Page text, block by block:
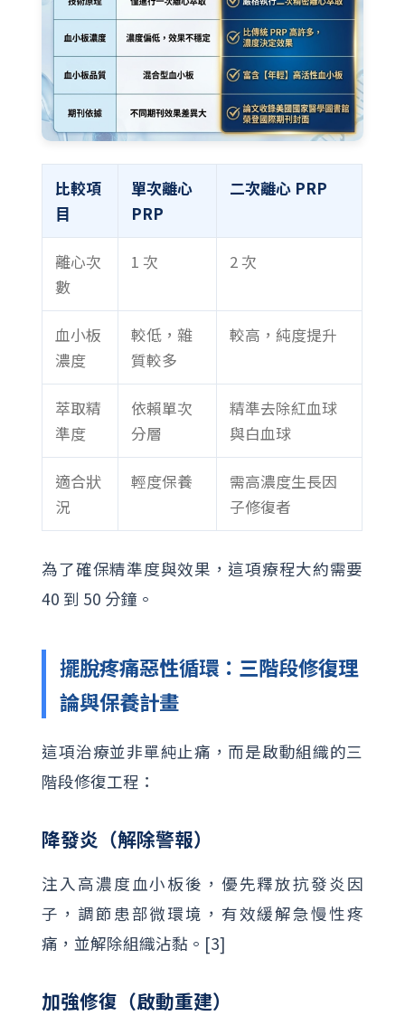
比較項
目
單次離心
PRP
二次離心 PRP
離心次
數
1 次 2 次
血小板
濃度
較低，雜
質較多
較高，純度提升
萃取精
準度
依賴單次
分層
精準去除紅血球
與白血球
適合狀
況
輕度保養
需高濃度生長因
子修復者
為了確保精準度與效果，這項療程大約需要
40 到 50 分鐘。
擺脫疼痛惡性循環：三階段修復理
論與保養計畫
這項治療並非單純止痛，而是啟動組織的三
階段修復工程：
降發炎（解除警報）
注入高濃度血小板後，優先釋放抗發炎因
子，調節患部微環境，有效緩解急慢性疼
痛，並解除組織沾黏。[3]
加強修復（啟動重建）